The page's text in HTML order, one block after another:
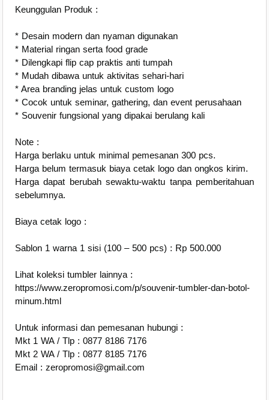
Keunggulan Produk :
* Desain modern dan nyaman digunakan
* Material ringan serta food grade
* Dilengkapi flip cap praktis anti tumpah
* Mudah dibawa untuk aktivitas sehari-hari
* Area branding jelas untuk custom logo
* Cocok untuk seminar, gathering, dan event perusahaan
* Souvenir fungsional yang dipakai berulang kali
Note :
Harga berlaku untuk minimal pemesanan 300 pcs.
Harga belum termasuk biaya cetak logo dan ongkos kirim.
Harga dapat berubah sewaktu-waktu tanpa pemberitahuan
sebelumnya.
Biaya cetak logo :
Sablon 1 warna 1 sisi (100 – 500 pcs) : Rp 500.000
Lihat koleksi tumbler lainnya :
https://www.zeropromosi.com/p/souvenir-tumbler-dan-botol-
minum.html
Untuk informasi dan pemesanan hubungi :
Mkt 1 WA / Tlp : 0877 8186 7176
Mkt 2 WA / Tlp : 0877 8185 7176
Email : zeropromosi@gmail.com